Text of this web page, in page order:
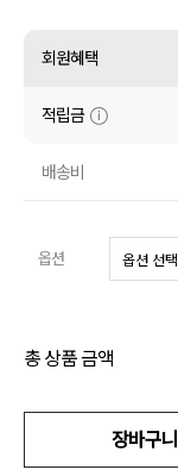
셔츠
원피스
니트
회원혜택
적립금
배송비
옵션
총 상품 금액
장바구니